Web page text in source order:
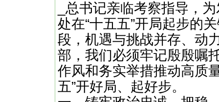
_总书记亲临考察指导，
处在“十五五”开局起步的
段，机遇与挑战并存、动
部，我们必须牢记殷殷嘱
作风和务实举措推动高质
五”开好局、起好步。